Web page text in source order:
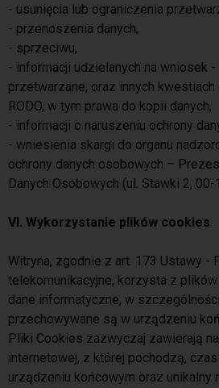
- usunięcia lub ograniczenia
- przenoszenia danych,
- sprzeciwu,
- informacji udzielanych na wniosek
przetwarzane, oraz innych
RODO, w tym prawa do kopii danych,
- informacji o naruszeniu ochrony
- wniesienia skargi do organu
ochrony danych osobowych –
Danych Osobowych (ul. Stawki 2, 00-
VI. Wykorzystanie plików cookies
Witryna, zgodnie z art. 173 Ustawy -
telekomunikacyjne, korzysta z
dane informatyczne, w
przechowywane są w urządzeniu
Pliki Cookies zazwyczaj zawierają
internetowej, z której pochodzą,
urządzeniu końcowym oraz unikalny